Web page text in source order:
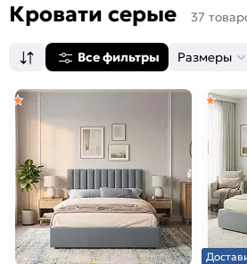
Кровати серые 37
Все фильтры Размеры